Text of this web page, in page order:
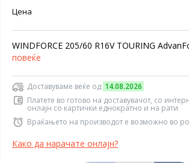
Цена
WINDFORCE 205/60 R16V TOURING
повеќе
Доставуваме веќе од 14.08.2026
Платете во готово на доставувачот, со
онлајн со картички еднократно и на рати
Враќањето на производот е возможно во
Како да нарачате онлајн?